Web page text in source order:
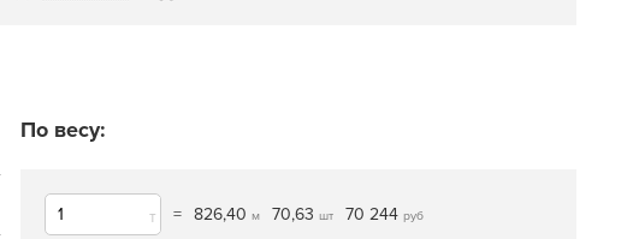
По весу:
т = 826,40 м 70,63 шт 70 244 руб